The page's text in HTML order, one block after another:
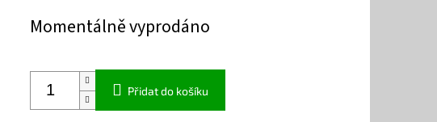
cena:
Momentálně vyprodáno
Přidat do košíku